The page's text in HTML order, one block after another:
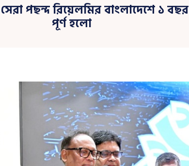
পছন্দ রিয়েলমির বাংলাদেশে ১ বছর
পূর্ণ হলো